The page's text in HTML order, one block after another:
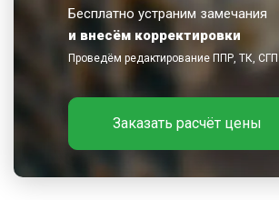
Бесплатно устраним замечания
и внесём корректировки
Проведём редактирование ППР, ТК, СГП
Заказать расчёт цены